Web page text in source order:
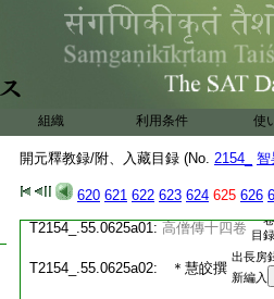
組織 利用条件 使
開元釋教録/附、入藏目録 (No. 2154_ 智
620 621 622 623 624 625 626
T2154_.55.0624c22:上二集九卷同帙
T2154_.55.0624c23: 大唐慈恩寺三藏
T2154_.55.0624c24: 大唐西太原寺沙
大唐西域求法高
T2154_.55.0624c26: 撰
T2154_.55.0624c27: 法顯傳一卷 天竺
T2154_.55.0624c28: 遊天竺事 新編入
T2154_.55.0625a01: 高僧傳十四卷 一
目録
T2154_.55.0625a02: ＊慧皎撰
出長房
新編入